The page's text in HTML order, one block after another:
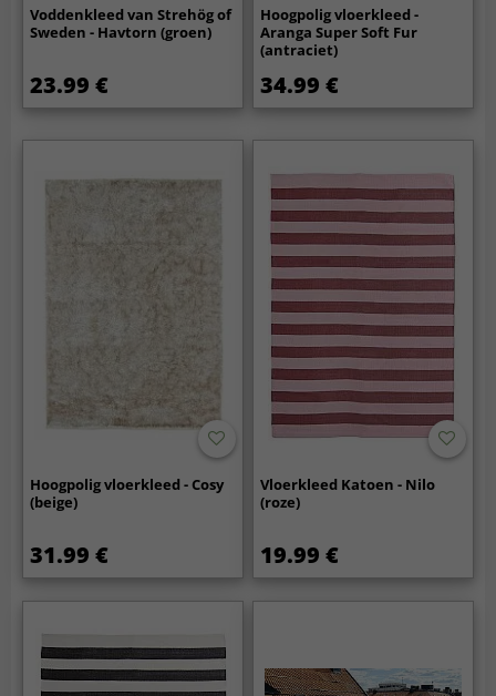
Voddenkleed van Strehög of
Sweden - Havtorn (groen)
23.99 €
Hoogpolig vloerkleed -
Aranga Super Soft Fur
(antraciet)
34.99 €
Hoogpolig vloerkleed - Cosy
(beige)
31.99 €
Vloerkleed Katoen - Nilo
(roze)
19.99 €